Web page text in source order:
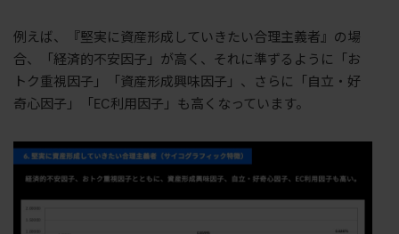
例えば、『堅実に資産形成していきたい合理主義者』の場
合、「経済的不安因子」が高く、それに準ずるように「お
トク重視因子」「資産形成興味因子」、さらに「自立・好
奇心因子」「EC利用因子」も高くなっています。